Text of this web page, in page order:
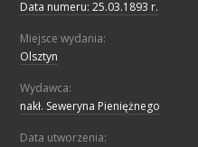
Data numeru: 25.03.1893 r.
Miejsce wydania:
Olsztyn
Wydawca:
nakł. Seweryna Pieniężnego
Data utworzenia: